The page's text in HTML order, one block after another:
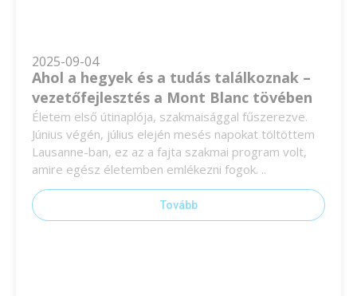
2025-09-04
Ahol a hegyek és a tudás találkoznak –
vezetőfejlesztés a Mont Blanc tövében
Életem első útinaplója, szakmaisággal fűszerezve.
Június végén, július elején mesés napokat töltöttem
Lausanne-ban, ez az a fajta szakmai program volt,
amire egész életemben emlékezni fogok. ..
Tovább